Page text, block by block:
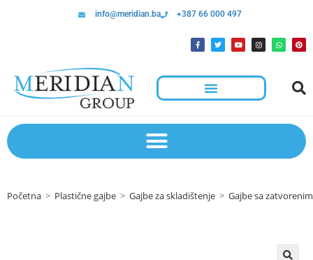
info@meridian.ba +387 66 000 497
Početna > Plastične gajbe > Gajbe za skladištenje > Gajbe sa